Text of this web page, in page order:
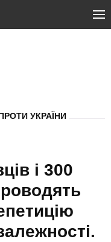
УКРАЇНИ
і 300